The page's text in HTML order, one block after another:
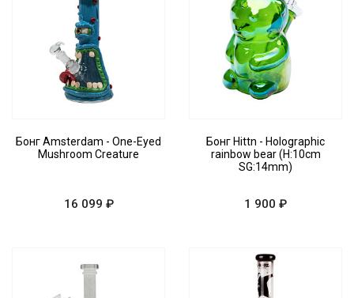
Бонг Amsterdam - One-Eyed
Mushroom Creature
16 099 ₽
Бонг Hittn - Holographic
rainbow bear (H:10cm
SG:14mm)
1 900 ₽